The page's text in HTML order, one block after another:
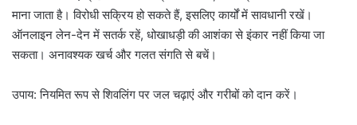
माना जाता है। विरोधी सक्रिय हो सकते हैं, इसलिए कार्यों में सावधानी रखें।
ऑनलाइन लेन-देन में सतर्क रहें, धोखाधड़ी की आशंका से इंकार नहीं किया जा
सकता। अनावश्यक खर्च और गलत संगति से बचें।
उपाय: नियमित रूप से शिवलिंग पर जल चढ़ाएं और गरीबों को दान करें।